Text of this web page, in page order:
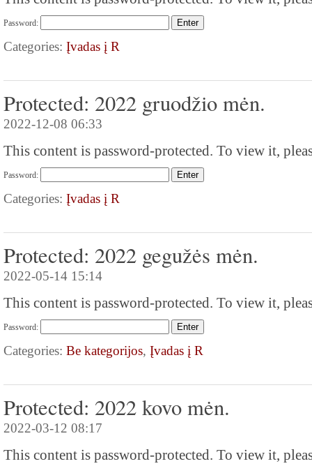
Password:
Categories: Įvadas į R
Protected: 2022 gruodžio mėn.
2022-12-08 06:33
This content is password-protected. To view it,
Password:
Categories: Įvadas į R
Protected: 2022 gegužės mėn.
2022-05-14 15:14
This content is password-protected. To view it,
Password:
Categories: Be kategorijos, Įvadas į R
Protected: 2022 kovo mėn.
2022-03-12 08:17
This content is password-protected. To view it,